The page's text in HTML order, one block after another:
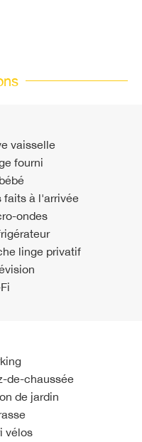
vaisselle
fourni
faits à l'arrivée
ondes
linge privatif
de-chaussée
de jardin
vélos